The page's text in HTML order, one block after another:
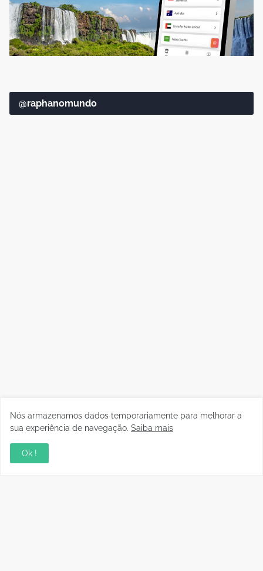
@raphanomundo
Nós armazenamos dados temporariamente para melhorar a
sua experiência de navegação. Saiba mais
Ok !